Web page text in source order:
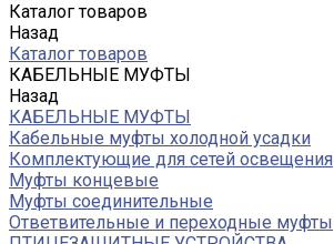
Каталог товаров
Назад
Каталог товаров
КАБЕЛЬНЫЕ МУФТЫ
Назад
КАБЕЛЬНЫЕ МУФТЫ
Кабельные муфты холодной усадки
Комплектующие для сетей освещения
Муфты концевые
Муфты соединительные
Ответвительные и переходные муфты